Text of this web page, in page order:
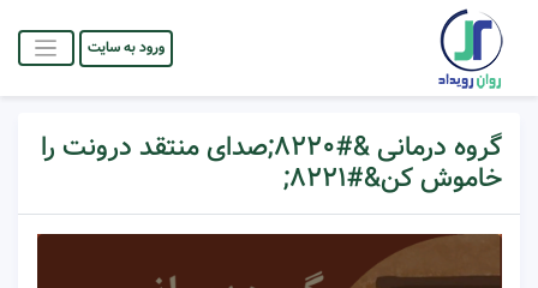
ورود به سایت
گروه درمانی &#۸۲۲۰;صدای منتقد درونت را
خاموش کن&#۸۲۲۱;